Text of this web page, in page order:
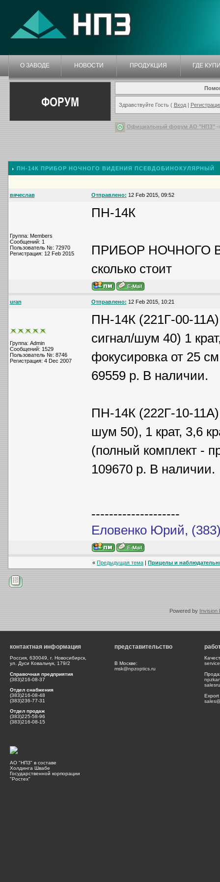
О ЗАВОДЕ НОВОСТИ ПРОДУКЦИЯ ГДЕ
ФОРУМ Здравствуйте Гость ( Вход|
Официальный форум АО "НПЗ"-
ПН-14К ПРИБОР НОЧНОГО ВИДЕНИЯ ПСЕВДОБИНОКУЛЯРНЫЙ
вячеслав Отправлено: 12 Feb 2015, 09:52
Группа: Members
Сообщений: 1
Пользователь №: 72970
Регистрация: 12 Feb 2015
ПН-14К
ПРИБОР НОЧНОГО
сколько стоит
uran Отправлено: 12 Feb 2015, 10:21
Группа: Admin
Сообщений: 1529
Пользователь №: 8746
Регистрация: 4 Dec 2007
ПН-14К (221Г-00-
сигнал/шум 40) 1
фокусировка от 25
69559 р. В наличии.
ПН-14К (222Г-10-
шум 50), 1 крат, 3,6
(полный комплект -
109670 р. В наличии.
--------------------
Еловенко Юрий,
« Предыдущая тема | Прицелы и
Powered by Invision
контактная информация
Россия, 630049, г. Новосибирск,
ул. Дуси Ковальчук, 179/2
Справочная предприятия
(383)216-08-37
Отдел снабжения
(383)216-08-48
(383)236-77-31
Отдел продаж
(383)225-58-96
(383)216-08-15
представительство
В Москве:
msk@npzoptics.ru
АО "НПЗ" в составе
Холдинга Швабе
Государственной корпорации
"Ростех"